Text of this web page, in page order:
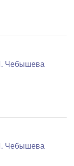
Чебышева
Чебышева